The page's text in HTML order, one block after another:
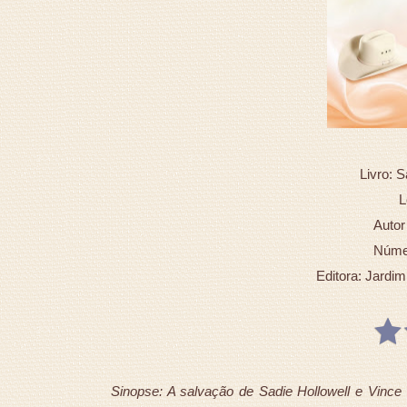
Livro:
Editora:
Sinopse: A salvação de Sadie Hollowell e